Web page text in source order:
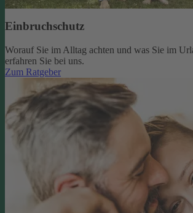
Einbruchschutz
Worauf Sie im Alltag achten und was Sie im
erfahren Sie bei uns.
Zum Ratgeber